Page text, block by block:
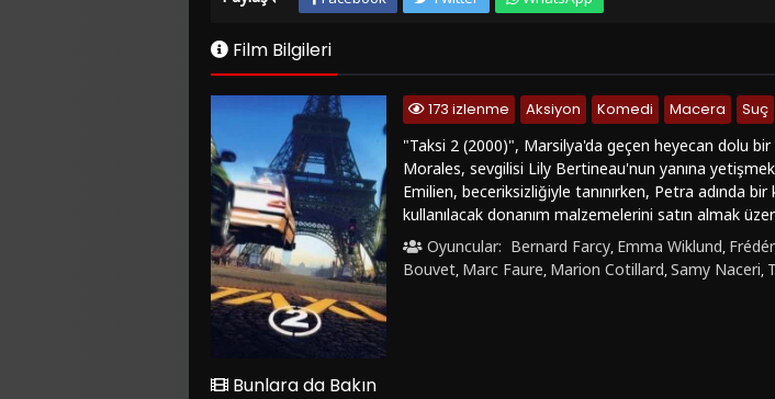
Film Bilgileri
173 izlenme Aksiyon Komedi Macera
Suç
"Taksi 2 (2000)", Marsilya'da geçen heyecan dolu
Morales, sevgilisi Lily Bertineau'nun yanına
Emilien, beceriksizliğiyle tanınırken, Petra adında
kullanılacak donanım malzemelerini satın almak
olup yakuza gangsterlerine karşı mücadele
oyuncuların yer aldığı film, aksiyon, komedi,
sahneleri, heyecan verici kovalamacaları ve
Oyuncular: Bernard Farcy, Emma Wiklund,
Bouvet, Marc Faure, Marion Cotillard,Samy Naceri,
Bunlara da Bakın